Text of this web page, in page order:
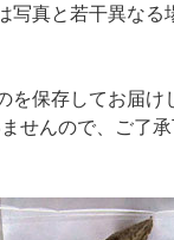
真と若干異な
保存してお届
せんので、ご了承